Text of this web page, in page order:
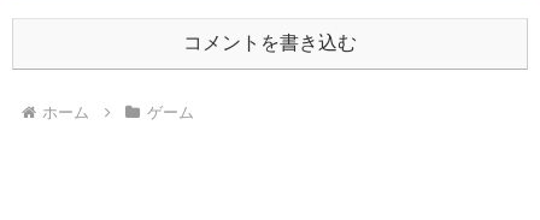
コメントを書き込む
ホーム ゲーム